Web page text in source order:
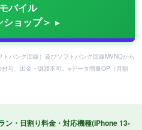
バイル
ョップ＞
バンク回線）及びソフトバンク回線MVNOから
与、出金・譲渡不可。※データ増量OP（月額
ン・日割り料金・対応機種(iPhone 13-